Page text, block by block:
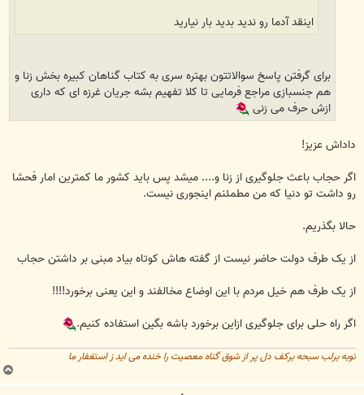
اینقد آدما رو ندید بدید بار نیارید
برای گرفتن پاسخ سوالاتتون بهتره سری به کتاب گناهان کبیره بخش زنا و
هم جنسبازی مراجع فرمایی تا کلا تفهیم بشه جریان غرزه ای که داری
ازش حرف می زنی
داداش عزیز!
اگر حجاب باعث جلوگیری از زنا و.... میشد پس باید کشور ما کمترین امار فحشا
رو داشت تو دنیا که من مطمئنم اینجوری نیست.
حالا بگذریم.
از یک طرف دولت حاضر نیست از گفته هاش کوتاه بیاد مبنی بر داشتن حجاب
از یک طرف هم خیل مردم با این اوضاع مخالفند و این یعنی برخورد!!!!
اگر راه حلی برای جلوگیری ازاین برخورد باشه بگین استفاده کنیم.
توبه برلب سبحه برکف دل پر از شوق گناه معصیت را خنده می اید ز استغفار ما
ب
ا